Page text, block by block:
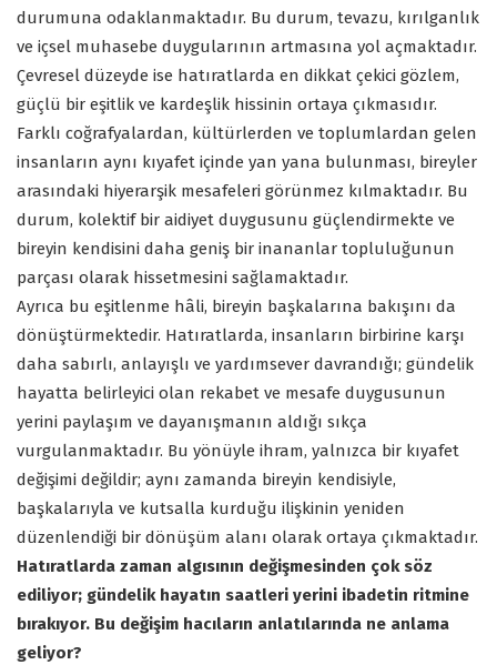
durumuna odaklanmaktadır. Bu durum, tevazu, kırılganlık
ve içsel muhasebe duygularının artmasına yol açmaktadır.
Çevresel düzeyde ise hatıratlarda en dikkat çekici gözlem,
güçlü bir eşitlik ve kardeşlik hissinin ortaya çıkmasıdır.
Farklı coğrafyalardan, kültürlerden ve toplumlardan gelen
insanların aynı kıyafet içinde yan yana bulunması, bireyler
arasındaki hiyerarşik mesafeleri görünmez kılmaktadır. Bu
durum, kolektif bir aidiyet duygusunu güçlendirmekte ve
bireyin kendisini daha geniş bir inananlar topluluğunun
parçası olarak hissetmesini sağlamaktadır.
Ayrıca bu eşitlenme hâli, bireyin başkalarına bakışını da
dönüştürmektedir. Hatıratlarda, insanların birbirine karşı
daha sabırlı, anlayışlı ve yardımsever davrandığı; gündelik
hayatta belirleyici olan rekabet ve mesafe duygusunun
yerini paylaşım ve dayanışmanın aldığı sıkça
vurgulanmaktadır. Bu yönüyle ihram, yalnızca bir kıyafet
değişimi değildir; aynı zamanda bireyin kendisiyle,
başkalarıyla ve kutsalla kurduğu ilişkinin yeniden
düzenlendiği bir dönüşüm alanı olarak ortaya çıkmaktadır.
Hatıratlarda zaman algısının değişmesinden çok söz
ediliyor; gündelik hayatın saatleri yerini ibadetin ritmine
bırakıyor. Bu değişim hacıların anlatılarında ne anlama
geliyor?